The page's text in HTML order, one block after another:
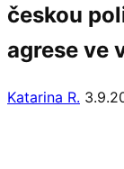
českou
agrese ve
Katarina R.